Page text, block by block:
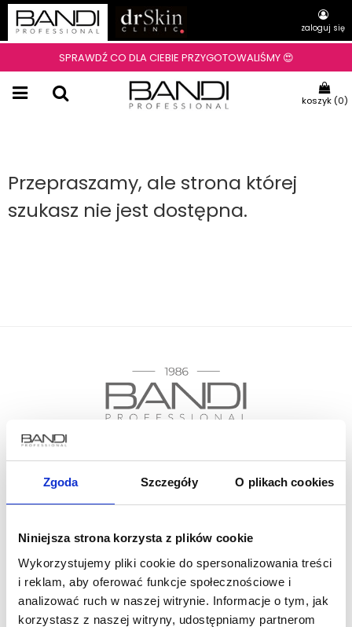
Zgoda Szczegóły O plikach cookies
Niniejsza strona korzysta z plików cookie
Wykorzystujemy pliki cookie do spersonalizowania treści
i reklam, aby oferować funkcje społecznościowe i
analizować ruch w naszej witrynie. Informacje o tym, jak
korzystasz z naszej witryny, udostępniamy partnerom
zaloguj się
SPRAWDŹ CO DLA CIEBIE PRZYGOTOWALIŚMY 😍
koszyk (0)
Przepraszamy, ale strona której
szukasz nie jest dostępna.
Dołącz do grona miłośników #mojebandi
z 15% rabatu na pierwsze zakupy!